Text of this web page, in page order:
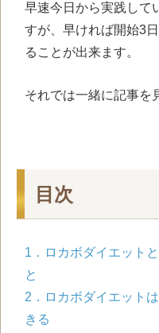
早速今日から実践して
すが、早ければ開始3
ることが出来ます。
それでは一緒に記事を
目次
1．ロカボダイエット
と
2．ロカボダイエット
きる